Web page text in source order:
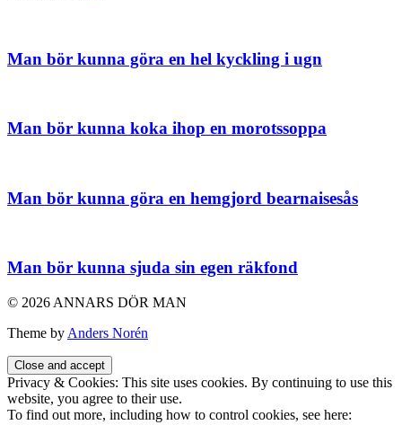
Man bör kunna göra en hel kyckling i ugn
Man bör kunna koka ihop en morotssoppa
Man bör kunna göra en hemgjord bearnaisesås
Man bör kunna sjuda sin egen räkfond
© 2026 ANNARS DÖR MAN
Theme by Anders Norén
Privacy & Cookies: This site uses cookies. By continuing to use this
website, you agree to their use.
To find out more, including how to control cookies, see here: